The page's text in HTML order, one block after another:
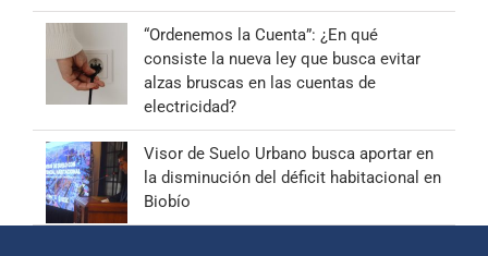
“Ordenemos la Cuenta”: ¿En qué
consiste la nueva ley que busca evitar
alzas bruscas en las cuentas de
electricidad?
Visor de Suelo Urbano busca aportar en
la disminución del déficit habitacional en
Biobío